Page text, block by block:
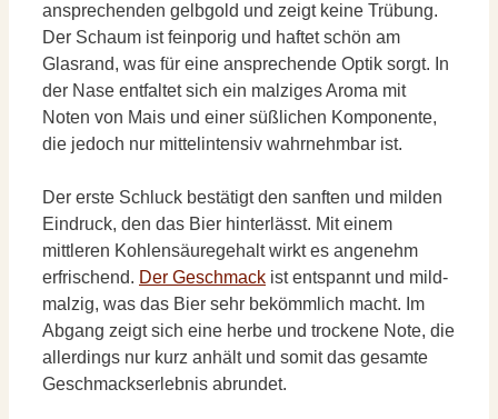
ansprechenden gelbgold und zeigt keine Trübung.
Der Schaum ist feinporig und haftet schön am
Glasrand, was für eine ansprechende Optik sorgt. In
der Nase entfaltet sich ein malziges Aroma mit
Noten von Mais und einer süßlichen Komponente,
die jedoch nur mittelintensiv wahrnehmbar ist.
Der erste Schluck bestätigt den sanften und milden
Eindruck, den das Bier hinterlässt. Mit einem
mittleren Kohlensäuregehalt wirkt es angenehm
erfrischend. Der Geschmack ist entspannt und mild-
malzig, was das Bier sehr bekömmlich macht. Im
Abgang zeigt sich eine herbe und trockene Note, die
allerdings nur kurz anhält und somit das gesamte
Geschmackserlebnis abrundet.